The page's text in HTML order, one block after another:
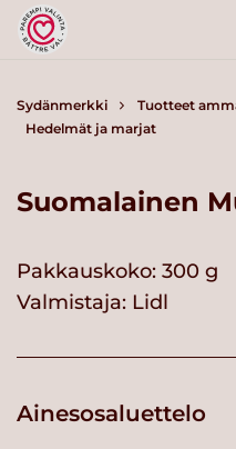
Sydänmerkki Tuotteet
Hedelmät ja marjat
Suomalainen
Pakkauskoko: 300 g
Valmistaja: Lidl
Ainesosaluettelo